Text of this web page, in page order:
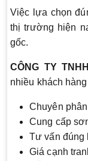
Việc lựa chọn
thị trường hiện
gốc.
CÔNG TY
nhiều khách
Chuyên
Cung cấp
Tư vấn đúng
Giá cạnh